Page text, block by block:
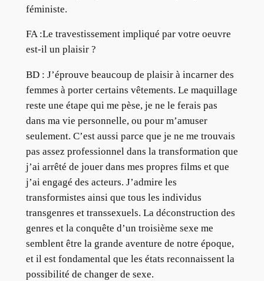
féministe.
FA :Le travestissement impliqué par votre oeuvre
est-il un plaisir ?
BD : J’éprouve beaucoup de plaisir à incarner des
femmes à porter certains vêtements. Le maquillage
reste une étape qui me pèse, je ne le ferais pas
dans ma vie personnelle, ou pour m’amuser
seulement. C’est aussi parce que je ne me trouvais
pas assez professionnel dans la transformation que
j’ai arrêté de jouer dans mes propres films et que
j’ai engagé des acteurs. J’admire les
transformistes ainsi que tous les individus
transgenres et transsexuels. La déconstruction des
genres et la conquête d’un troisième sexe me
semblent être la grande aventure de notre époque,
et il est fondamental que les états reconnaissent la
possibilité de changer de sexe.